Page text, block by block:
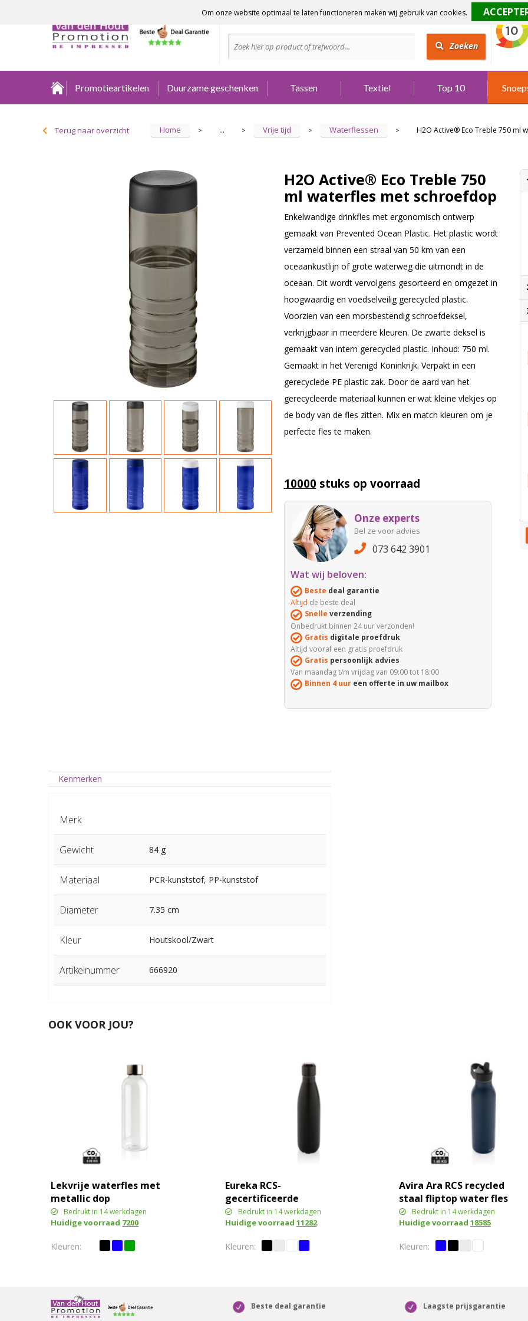
Advies nodig?
Zoeken
Promotieartikelen Duurzame geschenken Tassen Textiel Top 10
Terug naar overzicht Home > ... > Vrije tijd > Waterflessen > H2O Active® Eco Treble 750 ml
H2O Active® Eco Treble 750
ml waterfles met schroefdop
Enkelwandige drinkfles met ergonomisch ontwerp
gemaakt van Prevented Ocean Plastic. Het plastic wordt
verzameld binnen een straal van 50 km van een
oceaankustlijn of grote waterweg die uitmondt in de
oceaan. Dit wordt vervolgens gesorteerd en omgezet in
hoogwaardig en voedselveilig gerecycled plastic.
Voorzien van een morsbestendig schroefdeksel,
verkrijgbaar in meerdere kleuren. De zwarte deksel is
gemaakt van intern gerecycled plastic. Inhoud: 750 ml.
Gemaakt in het Verenigd Koninkrijk. Verpakt in een
gerecyclede PE plastic zak. Door de aard van het
gerecycleerde materiaal kunnen er wat kleine vlekjes op
de body van de fles zitten. Mix en match kleuren om je
perfecte fles te maken.
10000 stuks op voorraad
Onze experts
Bel ze voor advies
073 642 3901
Wat wij beloven:
Beste deal garantie
Altijd de beste deal
Snelle verzending
Onbedrukt binnen 24 uur verzonden!
Gratis digitale proefdruk
Altijd vooraf een gratis proefdruk
Gratis persoonlijk advies
Van maandag t/m vrijdag van 09:00 tot 18:00
Binnen 4 uureen offerte in uw mailbox
Kenmerken
Merk
Gewicht 84 g
Materiaal PCR-kunststof, PP-kunststof
Diameter 7.35 cm
Kleur Houtskool/Zwart
Artikelnummer 666920
OOK VOOR JOU?
Lekvrije waterfles met
metallic dop
Bedrukt in 14 werkdagen
Huidige voorraad 7200
Eureka RCS-
gecertificeerde
gerecycled rvs
enkelwandige fles
Bedrukt in 14 werkdagen
Huidige voorraad 11282
Avira Ara RCS recycled
staal fliptop water fles
500MLBedrukt in 14 werkdagen
Huidige voorraad 18585
Beste deal garantie Laagste prijsgarantie
Om onze website optimaal te laten functioneren maken wij gebruik van cookies.